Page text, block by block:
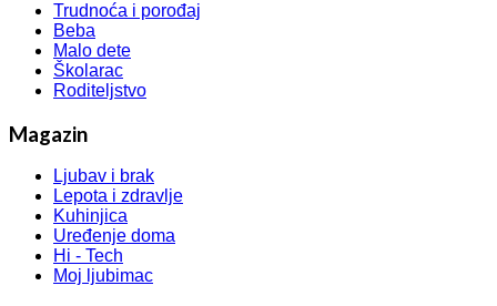
Trudnoća i porođaj
Beba
Malo dete
Školarac
Roditeljstvo
Magazin
Ljubav i brak
Lepota i zdravlje
Kuhinjica
Uređenje doma
Hi - Tech
Moj ljubimac